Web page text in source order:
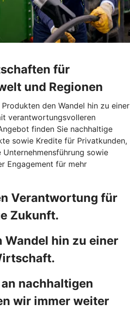
für
und Regionen
den Wandel hin zu einer
verantwortungsvolleren
finden Sie nachhaltige
sowie Kredite für Privatkunden,
sowie
Engagement für mehr
Verantwortung für
Zukunft.
Wandel hin zu einer
nachhaltigen
wir immer weiter